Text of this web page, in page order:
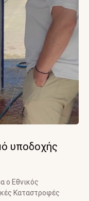
υποδοχής
ο Εθνικός
Καταστροφές